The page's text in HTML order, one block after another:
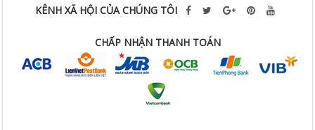
KÊNH XÃ HỘI CỦA CHÚNG TÔI
CHẤP NHẬN THANH TOÁN